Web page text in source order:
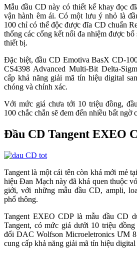
Mẫu đầu CD này có thiết kế khay đọc
vận hành êm ái. Có một lưu ý nhỏ là
100 chỉ có thể độc được đĩa CD chuẩn
thống các cổng kết nối đa nhiệm được bổ
thiết bị.
Đặc biệt, đầu CD Emotiva BasX CD-
CS4398 Advanced Multi-Bit Delta-
cấp khả năng giải mã tín hiệu digital
chóng và chính xác.
Với mức giá chưa tới 10 triệu đồng,
100 chắc chắn sẽ đem đến nhiều bất ngờ
Đầu CD Tangent EXEO
Tangent là một cái tên còn khá mới mẻ
hiệu Đan Mạch này đã khá quen thuộc
giới, với những mẫu đầu CD, ampli,
phổ thông.
Tangent EXEO CDP là mẫu đầu CD
Tangent, có mức giá dưới 10 triệu
đổi DAC Wolfson Microeletronics ƯM
cung cấp khả năng giải mã tín hiệu